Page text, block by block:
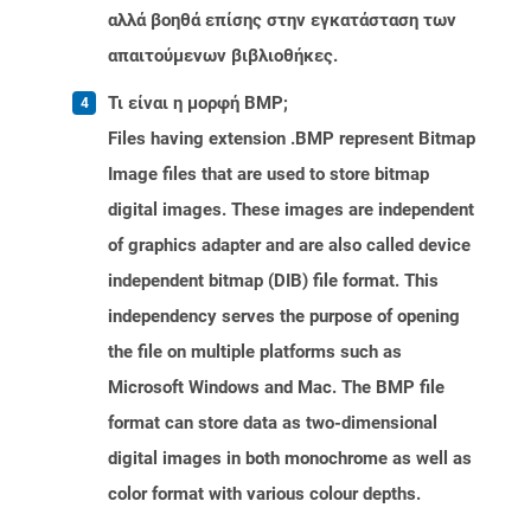
αλλά βοηθά επίσης στην εγκατάσταση των
απαιτούμενων βιβλιοθήκες.
Τι είναι η μορφή BMP;
Files having extension .BMP represent Bitmap
Image files that are used to store bitmap
digital images. These images are independent
of graphics adapter and are also called device
independent bitmap (DIB) file format. This
independency serves the purpose of opening
the file on multiple platforms such as
Microsoft Windows and Mac. The BMP file
format can store data as two-dimensional
digital images in both monochrome as well as
color format with various colour depths.